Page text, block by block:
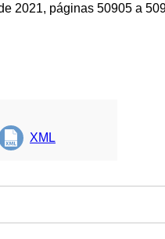
2021, páginas 50905 a
XML